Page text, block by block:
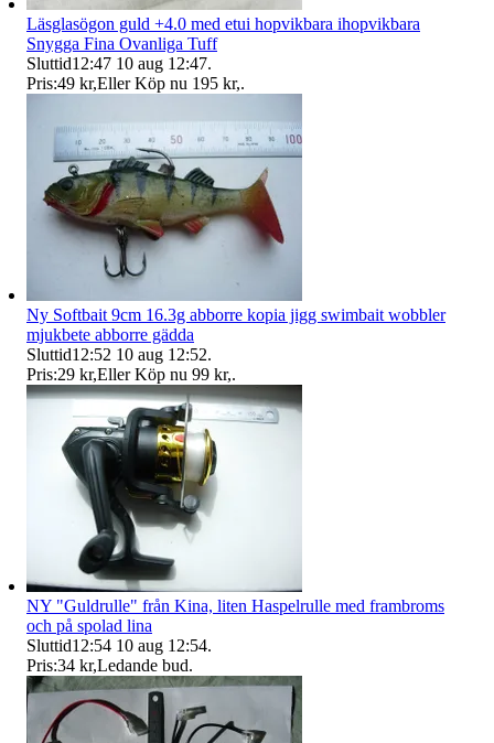
Läsglasögon guld +4.0 med etui hopvikbara ihopvikbara
Snygga Fina Ovanliga Tuff
Sluttid12:47 10 aug 12:47.
Pris:49 kr,Eller Köp nu 195 kr,.
Ny Softbait 9cm 16.3g abborre kopia jigg swimbait wobbler
mjukbete abborre gädda
Sluttid12:52 10 aug 12:52.
Pris:29 kr,Eller Köp nu 99 kr,.
NY "Guldrulle" från Kina, liten Haspelrulle med frambroms
och på spolad lina
Sluttid12:54 10 aug 12:54.
Pris:34 kr,Ledande bud.